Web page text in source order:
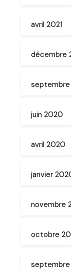
avril 2021
décembre
juin 2020
avril 2020
janvier
novembre
octobre
septembre